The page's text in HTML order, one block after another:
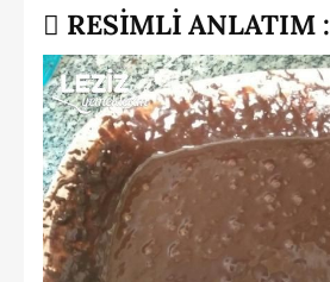
RESİMLİ ANLATIM :